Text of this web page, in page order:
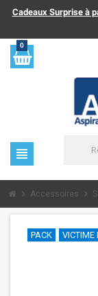
Cadeaux Surprise à
0
view_headline
chevron_right Accessoires chevron_right
PACK VICTIME